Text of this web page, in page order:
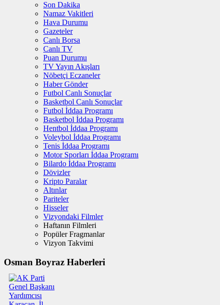
Son Dakika
Namaz Vakitleri
Hava Durumu
Gazeteler
Canlı Borsa
Canlı TV
Puan Durumu
TV Yayın Akışları
Nöbetçi Eczaneler
Haber Gönder
Futbol Canlı Sonuçlar
Basketbol Canlı Sonuçlar
Futbol İddaa Programı
Basketbol İddaa Programı
Hentbol İddaa Programı
Voleybol İddaa Programı
Tenis İddaa Programı
Motor Sporları İddaa Programı
Bilardo İddaa Programı
Dövizler
Kripto Paralar
Altınlar
Pariteler
Hisseler
Vizyondaki Filmler
Haftanın Filmleri
Popüler Fragmanlar
Vizyon Takvimi
Osman Boyraz Haberleri